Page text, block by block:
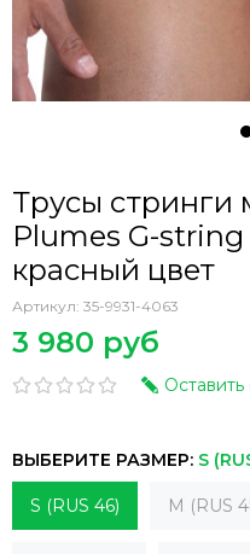
Трусы стринги
Plumes G-
красный цвет
Артикул: 35-9931-4063
3 980 руб
Оставить
ВЫБЕРИТЕ РАЗМЕР: S
S (RUS 46) M (RUS